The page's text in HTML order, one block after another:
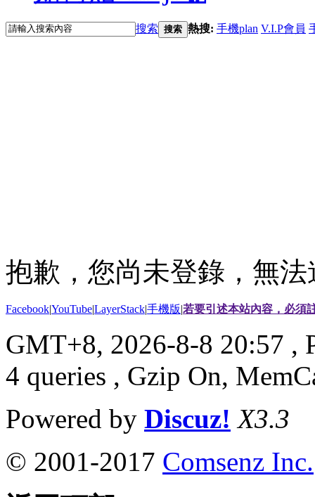
搜索 搜索 熱搜: 手機plan V.I.P會員
抱歉，您尚未登錄，無
Facebook|YouTube|LayerStack|手機版|若要引述本站內容，必須
GMT+8, 2026-8-8 20:57 ,
4 queries , Gzip On,
Powered by Discuz! X3.3
© 2001-2017 Comsenz Inc.